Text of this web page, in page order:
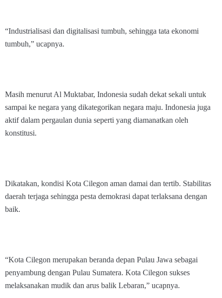
“Industrialisasi dan digitalisasi tumbuh, sehingga tata ekonomi
tumbuh,” ucapnya.
Masih menurut Al Muktabar, Indonesia sudah dekat sekali untuk
sampai ke negara yang dikategorikan negara maju. Indonesia juga
aktif dalam pergaulan dunia seperti yang diamanatkan oleh
konstitusi.
Dikatakan, kondisi Kota Cilegon aman damai dan tertib. Stabilitas
daerah terjaga sehingga pesta demokrasi dapat terlaksana dengan
baik.
“Kota Cilegon merupakan beranda depan Pulau Jawa sebagai
penyambung dengan Pulau Sumatera. Kota Cilegon sukses
melaksanakan mudik dan arus balik Lebaran,” ucapnya.